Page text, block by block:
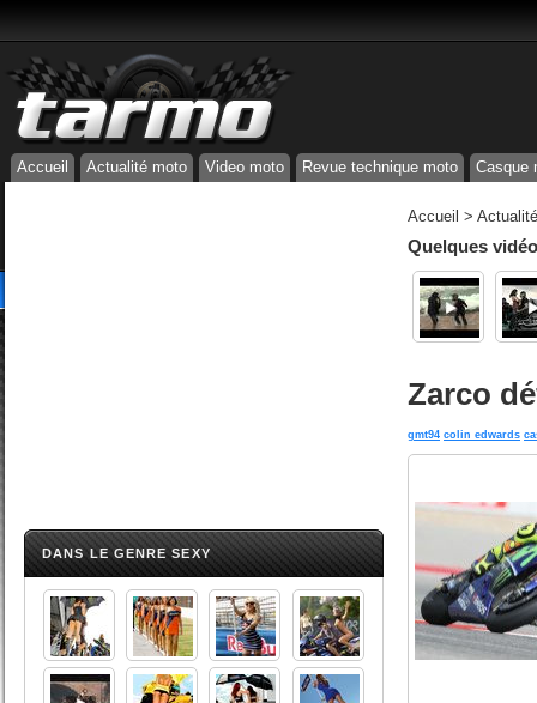
Accueil Actualité moto Video moto Revue technique moto Casque
DANS LE GENRE SEXY
Accueil >
Quelques
Zarco
gmt94 colin edwards